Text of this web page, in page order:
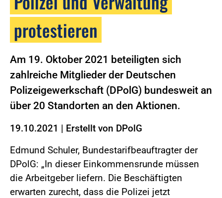
protestieren
Am 19. Oktober 2021 beteiligten sich
zahlreiche Mitglieder der Deutschen
Polizeigewerkschaft (DPolG) bundesweit an
über 20 Standorten an den Aktionen.
19.10.2021 | Erstellt von DPolG
Edmund Schuler, Bundestarifbeauftragter der
DPolG: „In dieser Einkommensrunde müssen
die Arbeitgeber liefern. Die Beschäftigten
erwarten zurecht, dass die Polizei jetzt